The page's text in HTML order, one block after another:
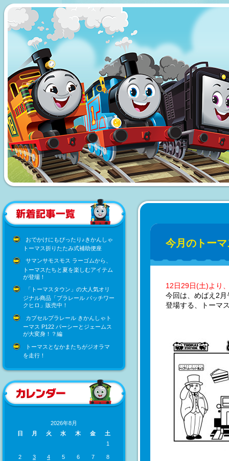
おでかけにもぴったり♪きかんしゃ
トーマス折りたたみ式補助便座
サマンサモスモス ラーゴムから、
トーマスたちと夏を楽しむアイテム
が登場！
「トーマスタウン」の大人気オリ
ジナル商品「プラレール パッチワー
クヒロ」販売中！
カプセルプラレール きかんしゃト
ーマス P122 パーシーとジェームス
が大変身！？編
トーマスとなかまたちがジオラマ
を走行！
2026年8月
日
月 火 水 木 金
土
1
2 3 4 5 6 7 8
今月のトー
12日29日(土)より
今回は、めばえ2
登場する、トーマ